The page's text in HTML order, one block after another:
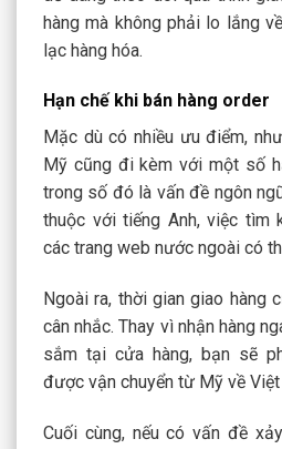
hàng mà không phải lo lắng
lạc hàng hóa.
Hạn chế khi bán hàng order
Mặc dù có nhiều ưu điểm,
Mỹ cũng đi kèm với một số
trong số đó là vấn đề ngôn
thuộc với tiếng Anh, việc tìm
các trang web nước ngoài có
Ngoài ra, thời gian giao hàng
cân nhắc. Thay vì nhận hàng
sắm tại cửa hàng, bạn sẽ
được vận chuyển từ Mỹ về Việt
Cuối cùng, nếu có vấn đề